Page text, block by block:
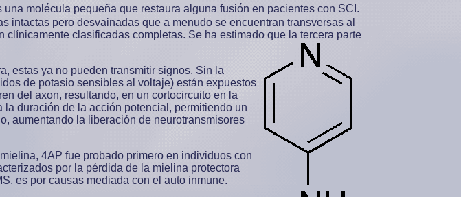
una molécula pequeña que restaura alguna fusión en pacientes con SCI.
intactas pero desvainadas que a menudo se encuentran transversas al
clasificadas completas. Se ha estimado que la tercera parte
estas ya no pueden transmitir signos. Sin la
de potasio sensibles al voltaje) están expuestos
del axon, resultando, en un cortocircuito en la
duración de la acción potencial, permitiendo un
aumentando la liberación de neurotransmisores
4AP fue probado primero en individuos con
por la pérdida de la mielina protectora
es por causas mediada con el auto inmune.